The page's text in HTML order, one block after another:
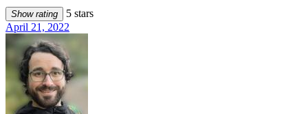
Show rating
5 stars
April 21, 2022